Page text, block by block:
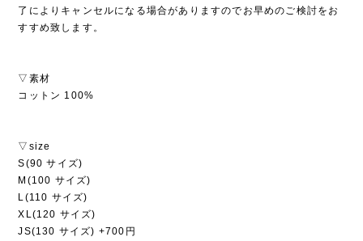
了によりキャンセルになる場合がありますのでお早めのご検討をお
すすめ致します。
▽素材
コットン 100%
▽size
S(90 サイズ)
M(100 サイズ)
L(110 サイズ)
XL(120 サイズ)
JS(130 サイズ) +700円